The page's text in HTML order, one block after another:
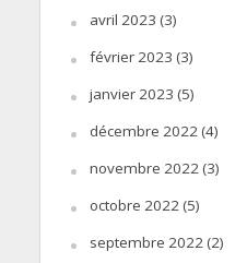
avril 2023 (3)
février 2023 (3)
janvier 2023 (5)
décembre 2022(4)
novembre 2022(3)
octobre 2022(5)
septembre 2022(2)